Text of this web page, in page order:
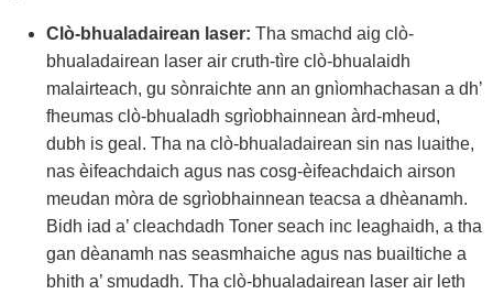
Clò-bhualadairean laser: Tha smachd aig clò-
bhualadairean laser air cruth-tìre clò-bhualaidh
malairteach, gu sònraichte ann an gnìomhachasan a dh’
fheumas clò-bhualadh sgrìobhainnean àrd-mheud,
dubh is geal. Tha na clò-bhualadairean sin nas luaithe,
nas èifeachdaich agus nas cosg-èifeachdaich airson
meudan mòra de sgrìobhainnean teacsa a dhèanamh.
Bidh iad a’ cleachdadh Toner seach inc leaghaidh, a tha
gan dèanamh nas seasmhaiche agus nas buailtiche a
bhith a’ smudadh. Tha clò-bhualadairean laser air leth